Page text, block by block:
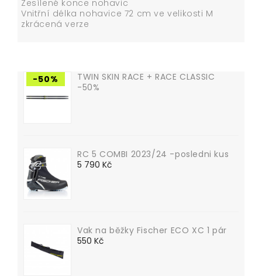
Zesílené konce nohavic
Vnitřní délka nohavice 72 cm ve velikosti M
zkrácená verze
-50%
TWIN SKIN RACE + RACE CLASSIC
-50%
RC 5 COMBI 2023/24 -posledni kus
5 790 Kč
Vak na běžky Fischer ECO XC 1 pár
550 Kč